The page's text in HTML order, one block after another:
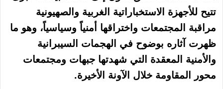
تتيح للأجهزة الاستخباراتية الغربية والصهيونية
مراقبة المجتمعات واختراقها أمنياً وسياسياً، وهو ما
ظهرت آثاره بوضوح في الهجمات السيبرانية
والأمنية المعقدة التي شهدتها جبهات ومجتمعات
محور المقاومة خلال الآونة الأخيرة.